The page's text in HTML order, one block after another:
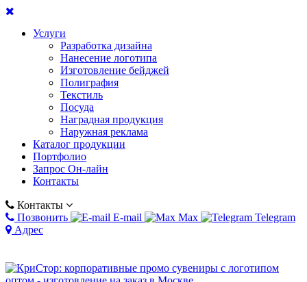
Услуги
Разработка дизайна
Нанесение логотипа
Изготовление бейджей
Полиграфия
Текстиль
Посуда
Наградная продукция
Наружная реклама
Каталог продукции
Портфолио
Запрос Он-лайн
Контакты
Контакты
Позвонить
E-mail Max
Telegram
Адрес